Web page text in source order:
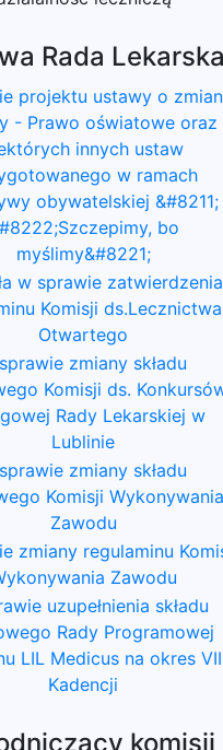
Rada
projektu ustawy o
- Prawo oświatowe oraz
innych ustaw
w ramach
obywatelskiej &#8211;
bo
myślimy&#8221;
w sprawie zatwierdzenia
Komisji ds.Lecznictwa
Otwartego
zmiany składu
Komisji ds.
Rady Lekarskiej w
Lublinie
zmiany składu
Komisji Wykonywania
Zawodu
zmiany regulaminu
Zawodu
uzupełnienia składu
Rady Programowej
LIL Medicus na okres
Kadencji
komisji